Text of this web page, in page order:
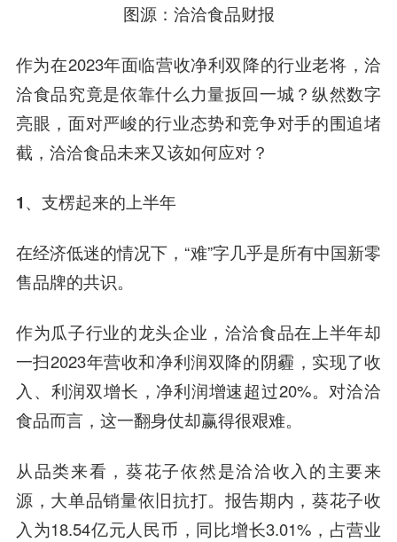
图源：洽洽食品财报
作为在2023年面临营收净利双降的行业老将，洽
洽食品究竟是依靠什么力量扳回一城？纵然数字
亮眼，面对严峻的行业态势和竞争对手的围追堵
截，洽洽食品未来又该如何应对？
1、支楞起来的上半年
在经济低迷的情况下，“难”字几乎是所有中国新零
售品牌的共识。
作为瓜子行业的龙头企业，洽洽食品在上半年却
一扫2023年营收和净利润双降的阴霾，实现了收
入、利润双增长，净利润增速超过20%。对洽洽
食品而言，这一翻身仗却赢得很艰难。
从品类来看，葵花子依然是洽洽收入的主要来
源，大单品销量依旧抗打。报告期内，葵花子收
入为18.54亿元人民币，同比增长3.01%，占营业